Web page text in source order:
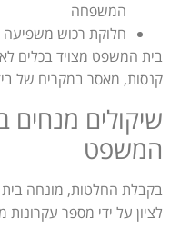
המשפחה
חלוקת רכוש משפיעה
בית המשפט מצויד בכלים
קנסות, מאסר במקרים של
שיקולים
המשפט
בקבלת החלטות, מונחה
לציון על ידי מספר עקרונות